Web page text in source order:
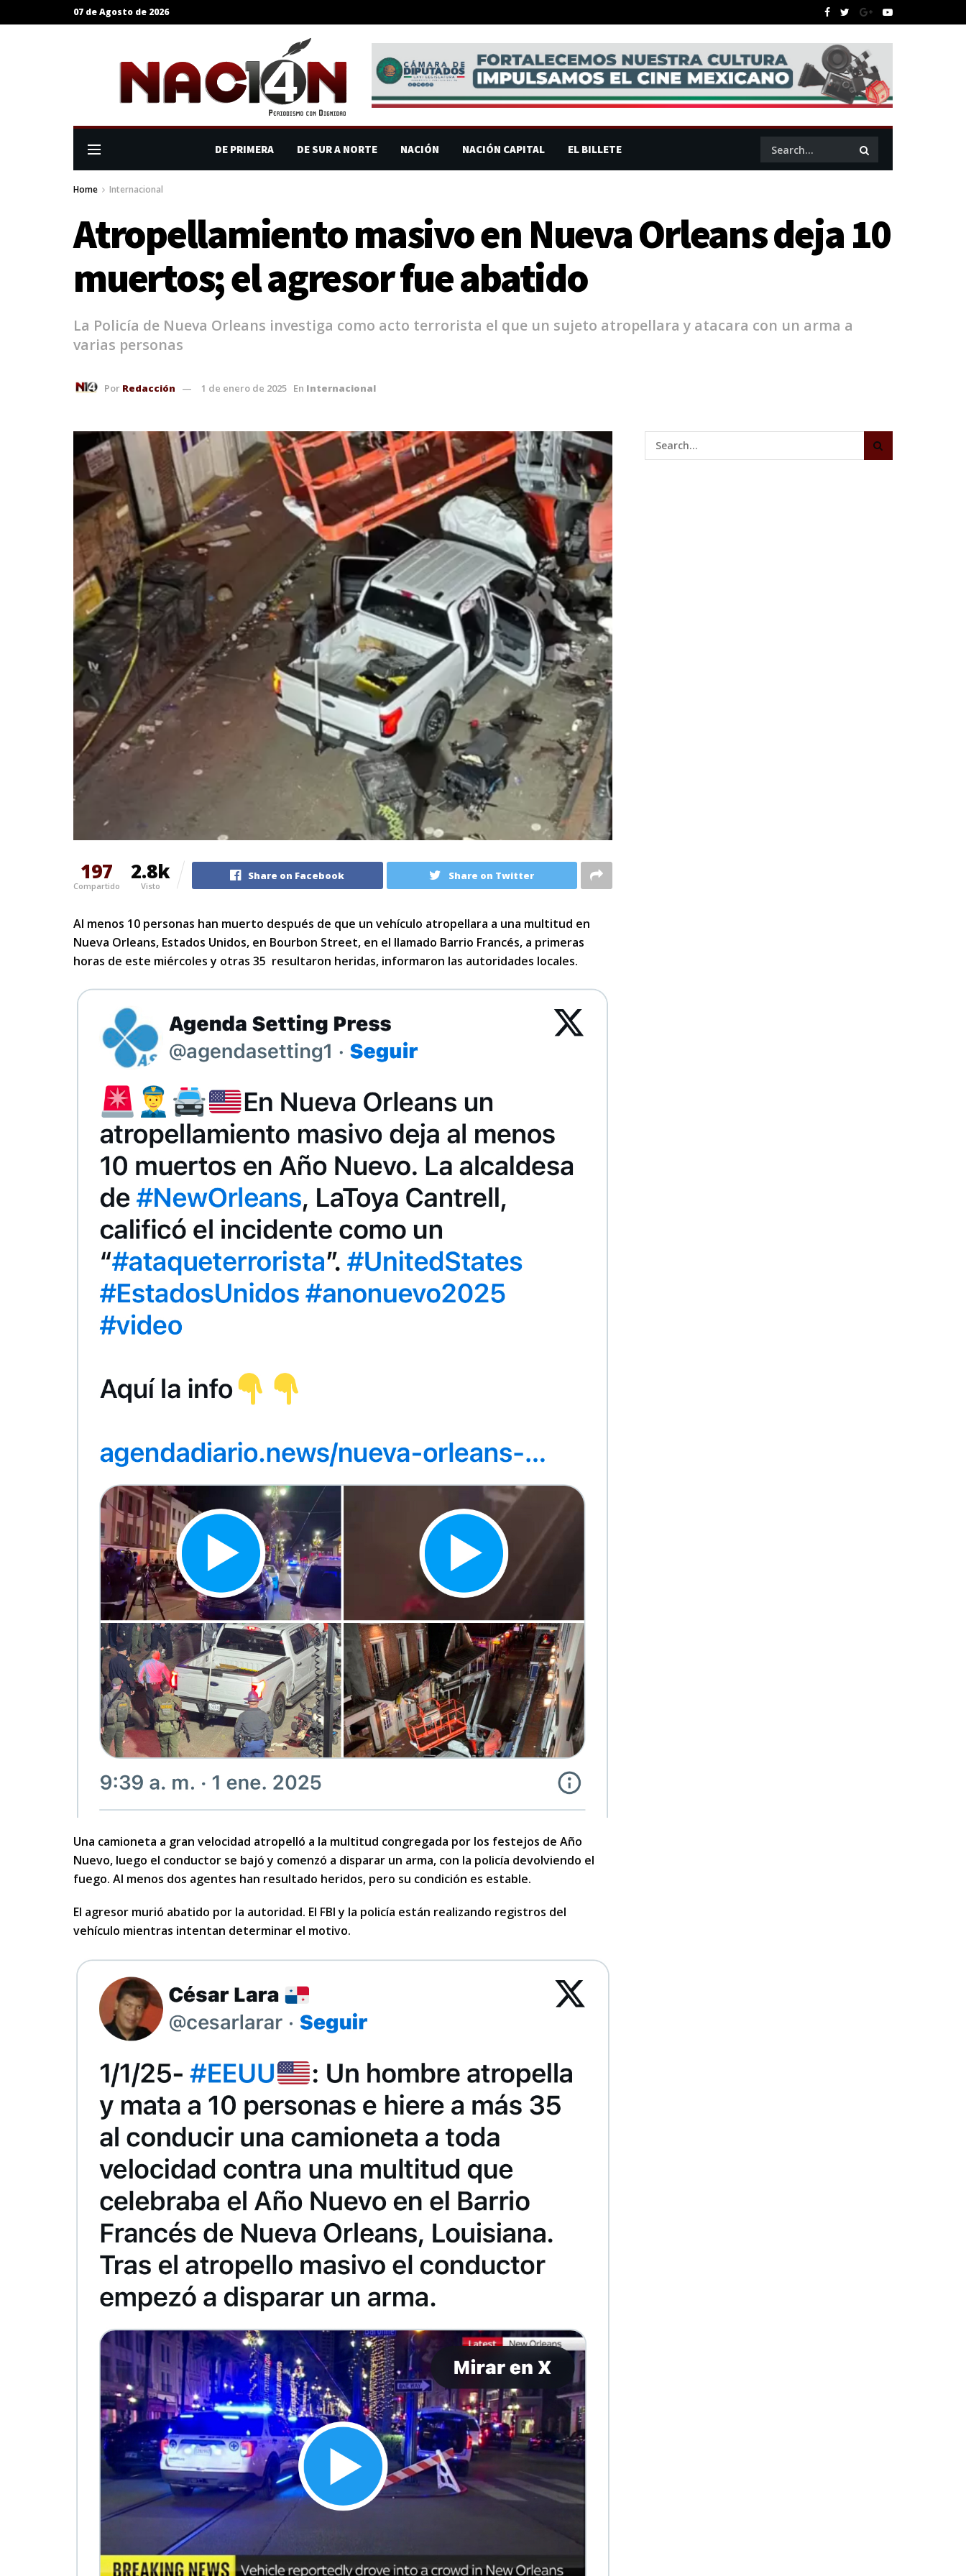
07 de Agosto de 2026
DE PRIMERA DE SUR A NORTE NACIÓN NACIÓN CAPITAL EL BILLETE
Home Internacional
Atropellamiento masivo en Nueva Orleans deja 10
muertos; el agresor fue abatido
La Policía de Nueva Orleans investiga como acto terrorista el que un sujeto atropellara y atacara con un arma a
varias personas
Por Redacción 1 de enero de 2025 En Internacional
197
Compartido
2.8k
Visto
Share on Facebook Share on Twitter
Al menos 10 personas han muerto después de que un vehículo atropellara a una multitud en
Nueva Orleans, Estados Unidos, en Bourbon Street, en el llamado Barrio Francés, a primeras
horas de este miércoles y otras 35 resultaron heridas, informaron las autoridades locales.
Una camioneta a gran velocidad atropelló a la multitud congregada por los festejos de Año
Nuevo, luego el conductor se bajó y comenzó a disparar un arma, con la policía devolviendo el
fuego. Al menos dos agentes han resultado heridos, pero su condición es estable.
El agresor murió abatido por la autoridad. El FBI y la policía están realizando registros del
vehículo mientras intentan determinar el motivo.